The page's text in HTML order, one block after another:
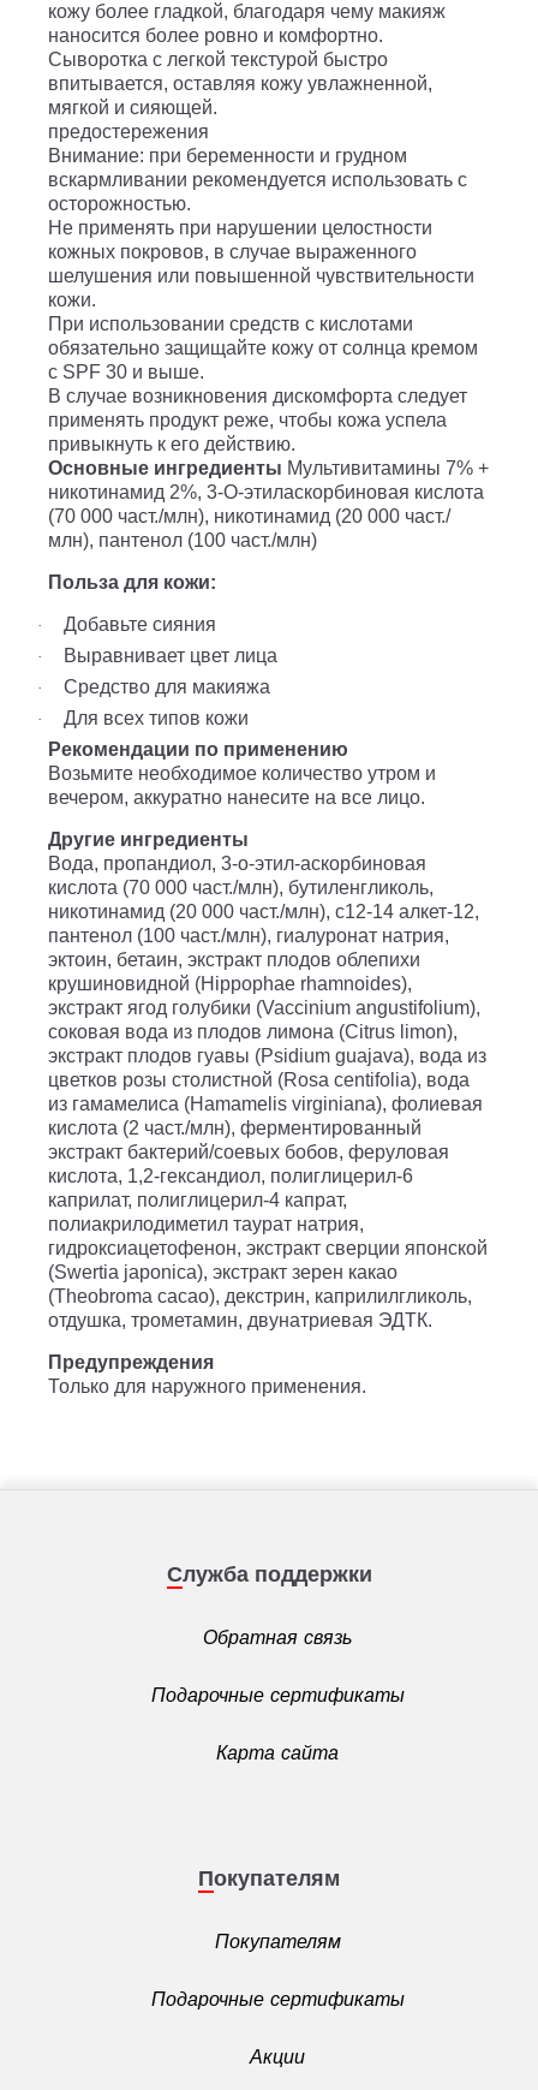
кожу более гладкой, благодаря чему макияж
наносится более ровно и комфортно.
Сыворотка с легкой текстурой быстро
впитывается, оставляя кожу увлажненной,
мягкой и сияющей.
предостережения
Внимание: при беременности и грудном
вскармливании рекомендуется использовать с
осторожностью.
Не применять при нарушении целостности
кожных покровов, в случае выраженного
шелушения или повышенной чувствительности
кожи.
При использовании средств с кислотами
обязательно защищайте кожу от солнца кремом
с SPF 30 и выше.
В случае возникновения дискомфорта следует
применять продукт реже, чтобы кожа успела
привыкнуть к его действию.
Основные ингредиенты Мультивитамины 7% +
никотинамид 2%, 3-O-этиласкорбиновая кислота
(70 000 част./млн), никотинамид (20 000 част./
млн), пантенол (100 част./млн)
Польза для кожи:
· Добавьте сияния
· Выравнивает цвет лица
· Средство для макияжа
·
Для всех типов кожи
Рекомендации по применению
Возьмите необходимое количество утром и
вечером, аккуратно нанесите на все лицо.
Другие ингредиенты
Вода, пропандиол, 3-o-этил-аскорбиновая
кислота (70 000 част./млн), бутиленгликоль,
никотинамид (20 000 част./млн), c12-14 алкет-12,
пантенол (100 част./млн), гиалуронат натрия,
эктоин, бетаин, экстракт плодов облепихи
крушиновидной (Hippophae rhamnoides),
экстракт ягод голубики (Vaccinium angustifolium),
соковая вода из плодов лимона (Citrus limon),
экстракт плодов гуавы (Psidium guajava), вода из
цветков розы столистной (Rosa centifolia), вода
из гамамелиса (Hamamelis virginiana), фолиевая
кислота (2 част./млн), ферментированный
экстракт бактерий/соевых бобов, феруловая
кислота, 1,2-гександиол, полиглицерил-6
каприлат, полиглицерил-4 капрат,
полиакрилодиметил таурат натрия,
гидроксиацетофенон, экстракт сверции японской
(Swertia japonica), экстракт зерен какао
(Theobroma cacao), декстрин, каприлилгликоль,
отдушка, трометамин, двунатриевая ЭДТК.
Предупреждения
Только для наружного применения.
Служба поддержки
Обратная связь
Подарочные сертификаты
Карта сайта
Покупателям
Покупателям
Подарочные сертификаты
Акции